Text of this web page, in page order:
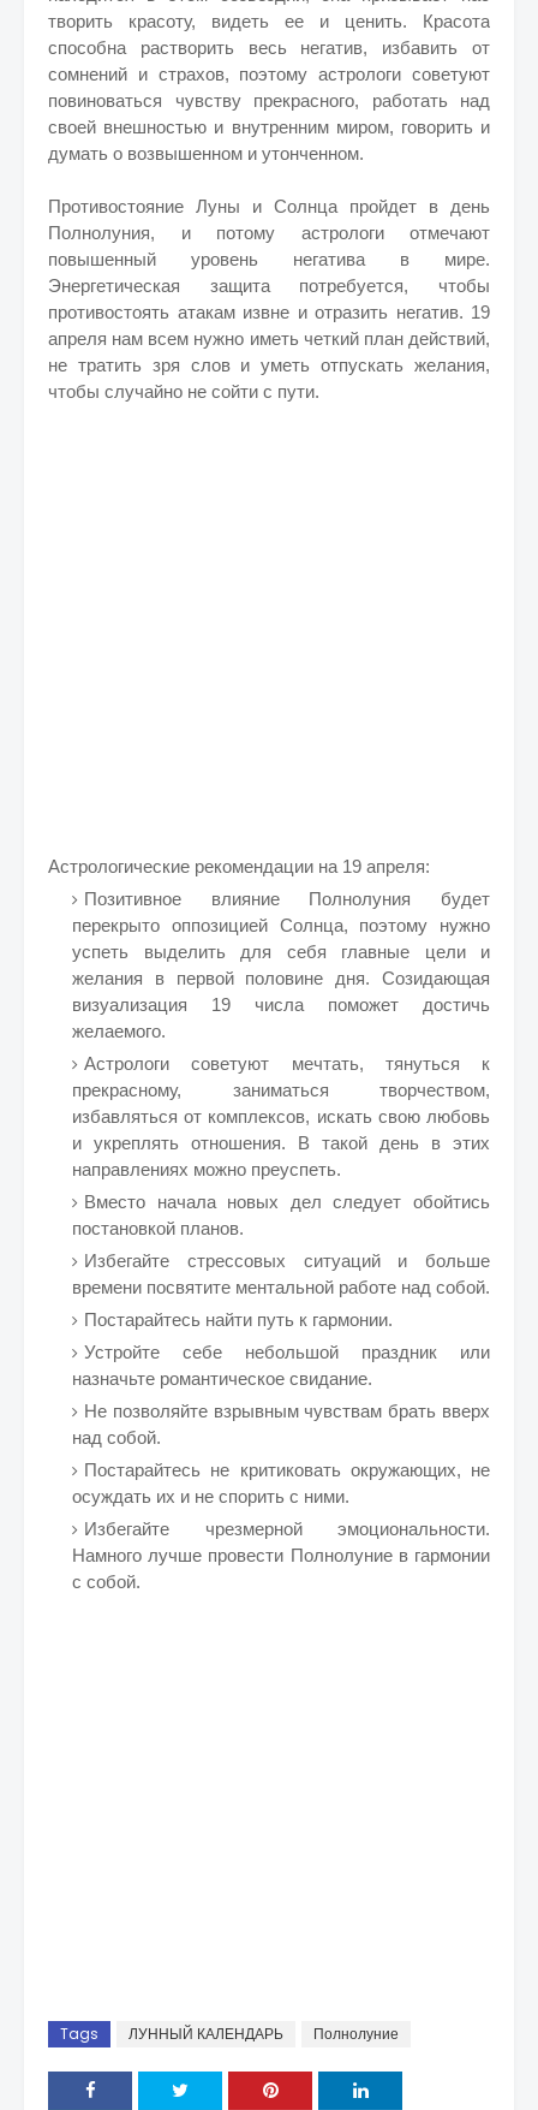
творить красоту, видеть ее и ценить. Красота
способна растворить весь негатив, избавить от
сомнений и страхов, поэтому астрологи советуют
повиноваться чувству прекрасного, работать над
своей внешностью и внутренним миром, говорить и
думать о возвышенном и утонченном.
Противостояние Луны и Солнца пройдет в день
Полнолуния, и потому астрологи отмечают
повышенный уровень негатива в мире.
Энергетическая защита потребуется, чтобы
противостоять атакам извне и отразить негатив. 19
апреля нам всем нужно иметь четкий план действий,
не тратить зря слов и уметь отпускать желания,
чтобы случайно не сойти с пути.
Астрологические рекомендации на 19 апреля:
Позитивное влияние Полнолуния будет
перекрыто оппозицией Солнца, поэтому нужно
успеть выделить для себя главные цели и
желания в первой половине дня. Созидающая
визуализация 19 числа поможет достичь
желаемого.
Астрологи советуют мечтать, тянуться к
прекрасному, заниматься творчеством,
избавляться от комплексов, искать свою любовь
и укреплять отношения. В такой день в этих
направлениях можно преуспеть.
Вместо начала новых дел следует обойтись
постановкой планов.
Избегайте стрессовых ситуаций и больше
времени посвятите ментальной работе над собой.
Постарайтесь найти путь к гармонии.
Устройте себе небольшой праздник или
назначьте романтическое свидание.
Не позволяйте взрывным чувствам брать вверх
над собой.
Постарайтесь не критиковать окружающих, не
осуждать их и не спорить с ними.
Избегайте чрезмерной эмоциональности.
Намного лучше провести Полнолуние в гармонии
с собой.
Tags ЛУННЫЙ КАЛЕНДАРЬ Полнолуние